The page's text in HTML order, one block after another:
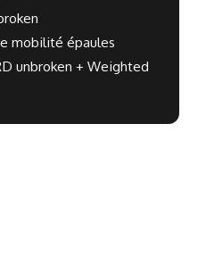
mobilité épaules
unbroken + Weighted